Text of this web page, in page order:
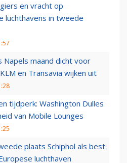
en vracht op
luchthavens in tweede
Napels maand dicht voor
en Transavia wijken uit
tijdperk: Washington Dulles
van Mobile Lounges
plaats Schiphol als best
luchthaven